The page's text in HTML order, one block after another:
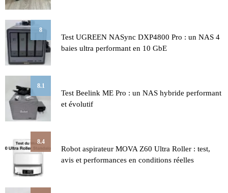
8
Test UGREEN NASync DXP4800 Pro : un NAS 4
baies ultra performant en 10 GbE
8.1
Test Beelink ME Pro : un NAS hybride performant
et évolutif
8.4
Robot aspirateur MOVA Z60 Ultra Roller : test,
avis et performances en conditions réelles